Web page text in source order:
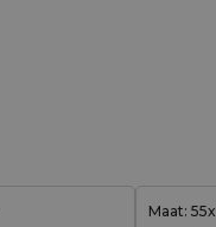
Maat: